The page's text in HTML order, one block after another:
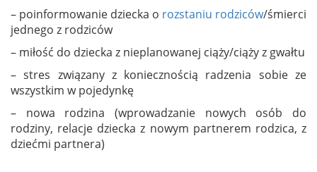
– poinformowanie dziecka o rozstaniu rodziców/śmierci
jednego z rodziców
– miłość do dziecka z nieplanowanej ciąży/ciąży z gwałtu
– stres związany z koniecznością radzenia sobie ze
wszystkim w pojedynkę
– nowa rodzina (wprowadzanie nowych osób do
rodziny, relacje dziecka z nowym partnerem rodzica, z
dziećmi partnera)